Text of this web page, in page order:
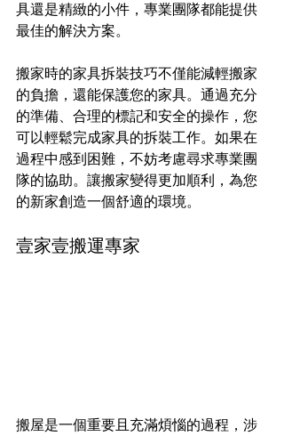
具還是精緻的小件，專業團隊都能提供
最佳的解決方案。
搬家時的家具拆裝技巧不僅能減輕搬家
的負擔，還能保護您的家具。通過充分
的準備、合理的標記和安全的操作，您
可以輕鬆完成家具的拆裝工作。如果在
過程中感到困難，不妨考慮尋求專業團
隊的協助。讓搬家變得更加順利，為您
的新家創造一個舒適的環境。
壹家壹搬運專家
搬屋是一個重要且充滿煩惱的過程，涉